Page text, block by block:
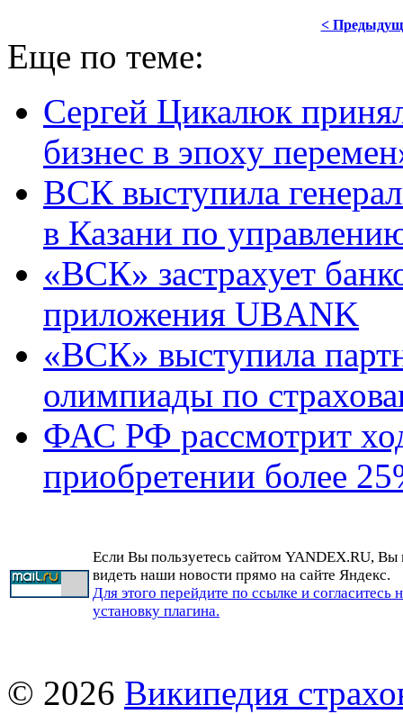
<
Еще по теме:
Сергей Цикалюк
бизнес в эпоху
ВСК выступила
в Казани по
«ВСК» застрахует
приложения UBANK
«ВСК» выступила
олимпиады по
ФАС РФ рассмотрит
приобретении более
Если Вы пользуетесь сайтом YANDEX.RU, Вы
видеть наши новости прямо на сайте Яндекс.
Для этого перейдите по ссылке и согласитесь
установку плагина.
© 2026 Википедия